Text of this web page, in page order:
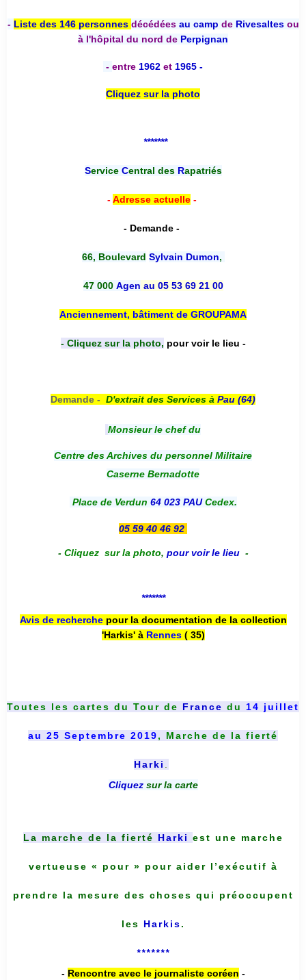
- Liste des 146 personnes décédées au camp deRivesaltesou
à l'hôpital du nord de Perpignan
- entre 1962 et 1965 -
Cliquez sur la photo
*******
Service Central desRapatriés
-Adresse actuelle-
- Demande -
66, Boulevard Sylvain Dumon,
47 000 Agen au 05 53 69 21 00
Anciennement, bâtiment de GROUPAMA
- Cliquez sur la photo, pour voir le lieu -
Demande - D'extrait des Services à Pau (64)
Monsieur le chef du
Centre des Archives du personnel Militaire
Caserne Bernadotte
Place de Verdun 64 023 PAUCedex.
05 59 40 46 92
- Cliquez sur la photo, pour voir le lieu -
*******
Avis de recherche pour la documentation de la collection
'Harkis' à Rennes( 35)
Toutes les cartes du Tour de France du 14 juillet
au 25 Septembre 2019, Marche de la fierté
Harki
Cliquez sur la carte
La marche de la fierté Harki est une marche
vertueuse « pour » pour aider l’exécutif à
prendre la mesure des choses qui préoccupent
les Harkis.
*******
- Rencontre avec le journaliste coréen -